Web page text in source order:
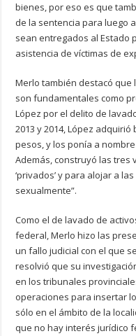
bienes, por eso es que
de la sentencia para luego
sean entregados al Estado
asistencia de víctimas de
Merlo también destacó
son fundamentales como
López por el delito de
2013 y 2014, López
pesos, y los ponía a
Además, construyó las tres
‘privados’ y para alojar a
sexualmente”.
Como el de lavado de
federal, Merlo hizo las
un fallo judicial con el que
resolvió que su
en los tribunales
operaciones para insertar
sólo en el ámbito de la
que no hay interés jurídico